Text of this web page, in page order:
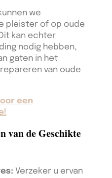
we
pleister of op oude
kan echter
nodig hebben,
gaten in het
van oude
een
van de Geschikte
Verzeker u ervan